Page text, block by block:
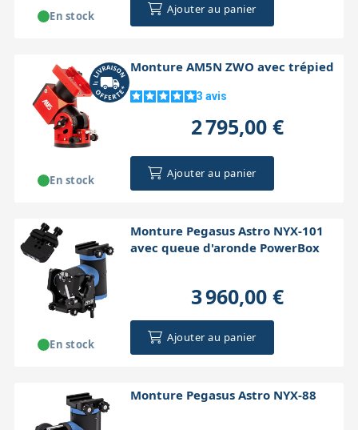
Ajouter au panier
En stock
Monture AM5N ZWO avec trépied
3 avis
2 795,00 €
Ajouter au panier
En stock
Monture Pegasus Astro NYX-101
avec queue d'aronde PowerBox
3 960,00 €
Ajouter au panier
En stock
Monture Pegasus Astro NYX-88